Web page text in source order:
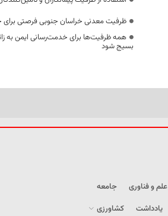
ظرفیت معدنی خراسان جنوبی فرصتی
همه ظرفیت‌ها برای خدمت‌رسانی ایمن به
بسیج شود
علم و فناوری
جامعه
یادداشت
کشاورزی